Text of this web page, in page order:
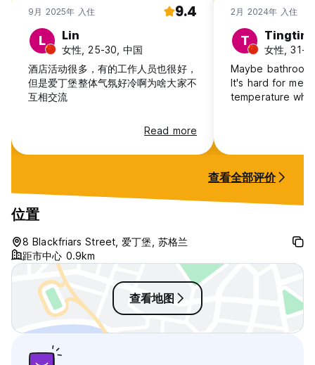
9月 2025年 入住 9.4
L Lin
女性, 25-30, 中国
酒店活动很多，有的工作人员也很好，
但是爱丁堡整体气氛好冷啊为啥大家不
互相交流
Read more
2月 2024年 入住
T Tingting
女性, 31-
Maybe
It's hard for me
temperature
查看全部评价
位置
8 Blackfriars Street, 爱丁堡, 苏格兰
距市中心 0.9km
查看地图